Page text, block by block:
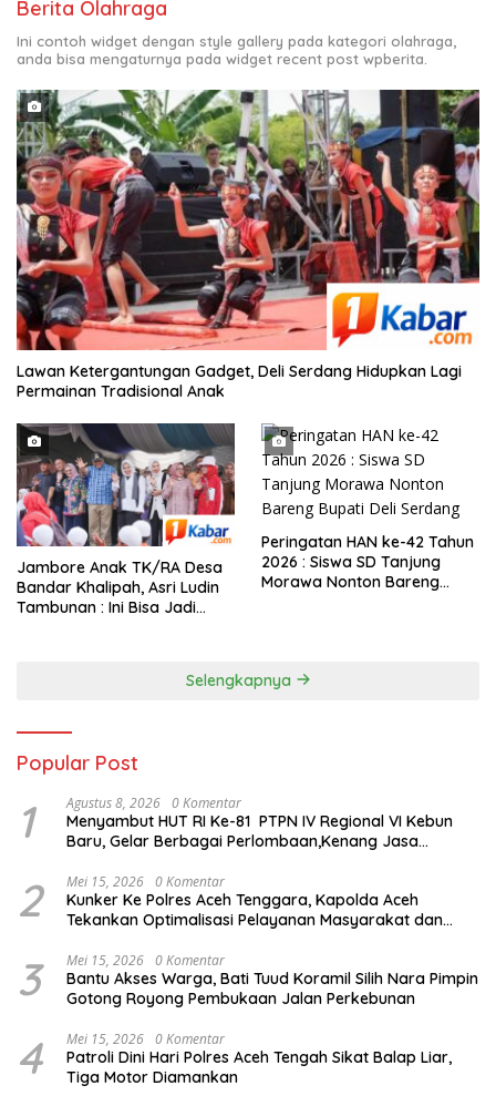
Berita Olahraga
Ini contoh widget dengan style gallery pada kategori olahraga,
anda bisa mengaturnya pada widget recent post wpberita.
Lawan Ketergantungan Gadget, Deli Serdang Hidupkan Lagi
Permainan Tradisional Anak
Jambore Anak TK/RA Desa
Bandar Khalipah, Asri Ludin
Tambunan : Ini Bisa Jadi
Peringatan HAN ke-42 Tahun
2026 : Siswa SD Tanjung
Morawa Nonton Bareng
Selengkapnya
Popular Post
1 Agustus 8, 2026 0 Komentar
Menyambut HUT RI Ke-81 PTPN IV Regional VI Kebun
Baru, Gelar Berbagai Perlombaan,Kenang Jasa
2 Mei 15, 2026 0 Komentar
Kunker Ke Polres Aceh Tenggara, Kapolda Aceh
Tekankan Optimalisasi Pelayanan Masyarakat dan
3 Mei 15, 2026 0 Komentar
Bantu Akses Warga, Bati Tuud Koramil Silih Nara Pimpin
Gotong Royong Pembukaan Jalan Perkebunan
4 Mei 15, 2026 0 Komentar
Patroli Dini Hari Polres Aceh Tengah Sikat Balap Liar,
Tiga Motor Diamankan